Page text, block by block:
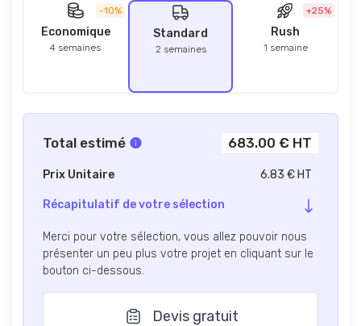
-10%
Economique
4 semaines
Standard
2 semaines
+25%
Rush
1 semaine
Total estimé 683.00 € HT
Prix Unitaire 6.83 € HT
Récapitulatif de votre sélection
Merci pour votre sélection, vous allez pouvoir nous
présenter un peu plus votre projet en cliquant sur le
bouton ci-dessous.
Devis gratuit